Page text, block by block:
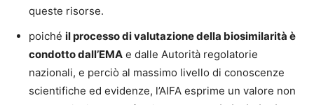
queste risorse.
poiché il processo di valutazione della biosimilarità è
condotto dall’EMA e dalle Autorità regolatorie
nazionali, e perciò al massimo livello di conoscenze
scientifiche ed evidenze, l’AIFA esprime un valore non